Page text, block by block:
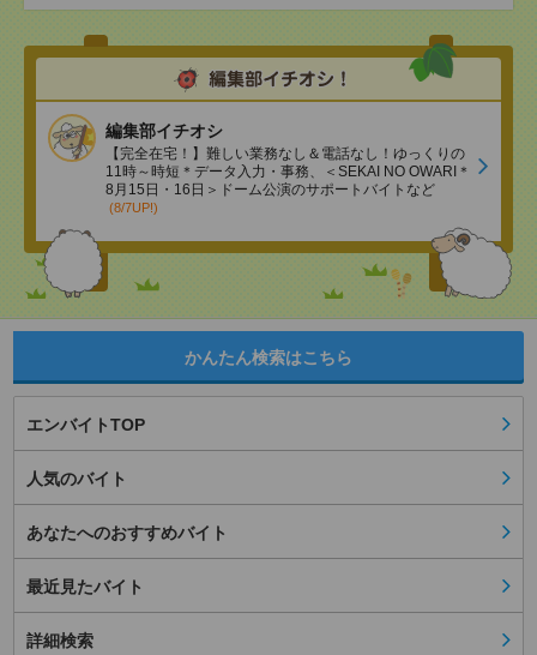
編集部イチオシ
【完全在宅！】難しい業務なし＆電話なし！ゆっくりの
11時～時短＊データ入力・事務、＜SEKAI NO OWARI＊
8月15日・16日＞ドーム公演のサポートバイトなど
(8/7UP!)
かんたん検索はこちら
エンバイトTOP
人気のバイト
あなたへのおすすめバイト
最近見たバイト
詳細検索